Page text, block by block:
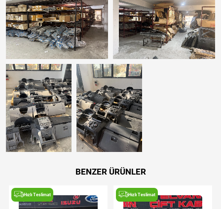
BENZER ÜRÜNLER
Hızlı Teslimat Hızlı Teslimat